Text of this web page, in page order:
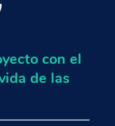
con el
de las